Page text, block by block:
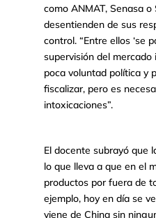
como ANMAT, Senasa o
desentienden de sus
control. “Entre ellos ‘se
supervisión del
poca voluntad política y
fiscalizar, pero es
intoxicaciones”.
El docente subrayó que
lo que lleva a que en el
productos por fuera de
ejemplo, hoy en día se
viene de China sin